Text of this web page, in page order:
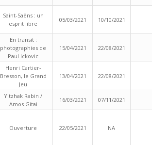
Saint-Saëns : un
esprit libre
05/03/2021 10/10/2021
En transit :
photographies de
Paul Ickovic
15/04/2021 22/08/2021
Henri Cartier-
Bresson, le Grand
Jeu
13/04/2021 22/08/2021
Yitzhak Rabin /
Amos Gitai
16/03/2021 07/11/2021
Ouverture 22/05/2021 NA